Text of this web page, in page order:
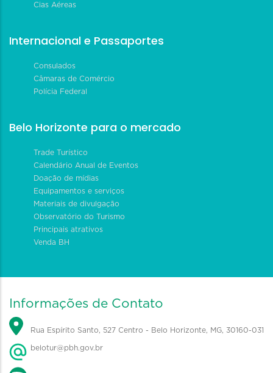
Cias Aéreas
Internacional e Passaportes
Consulados
Câmaras de Comércio
Polícia Federal
Belo Horizonte para o mercado
Trade Turístico
Calendário Anual de Eventos
Doação de mídias
Equipamentos e serviços
Materiais de divulgação
Observatório do Turismo
Principais atrativos
Venda BH
Informações de Contato
Rua Espírito Santo, 527 Centro - Belo Horizonte, MG, 30160-031
belotur@pbh.gov.br